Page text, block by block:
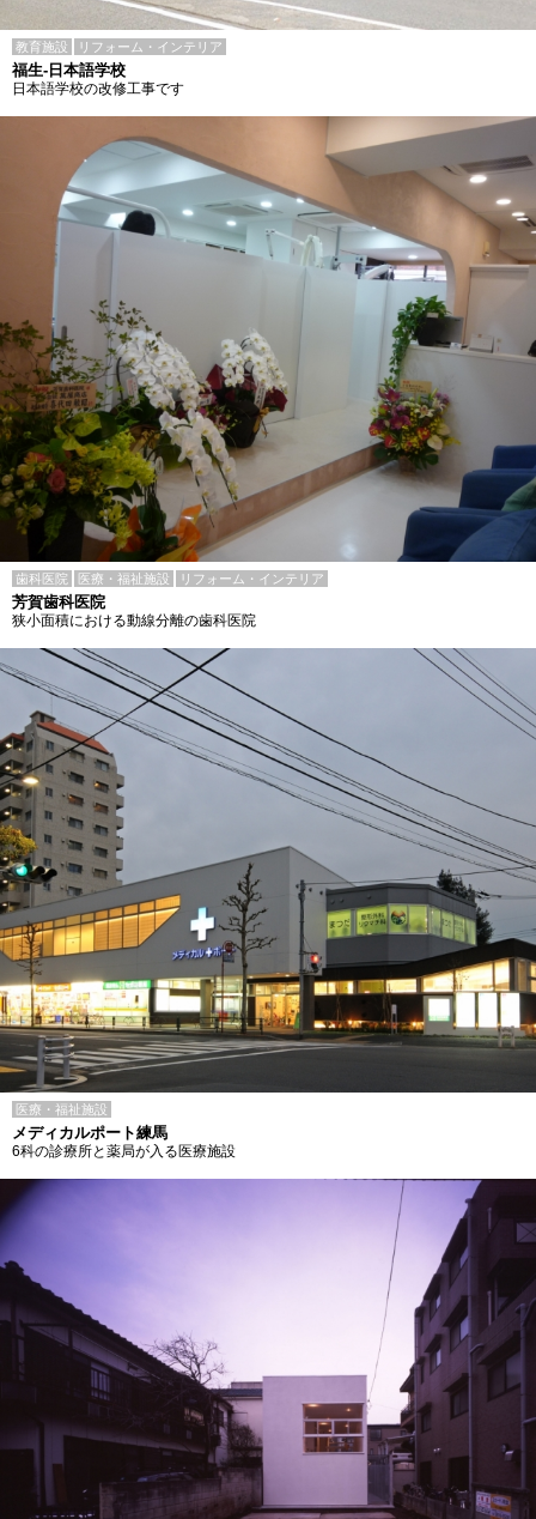
教育施設 リフォーム・インテリア
福生-日本語学校
日本語学校の改修工事です
歯科医院 医療・福祉施設 リフォーム・インテリア
芳賀歯科医院
狭小面積における動線分離の歯科医院
医療・福祉施設
メディカルポート練馬
6科の診療所と薬局が入る医療施設